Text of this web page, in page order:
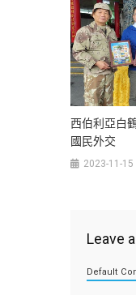
西伯利亞白
國民外交
2023-11-15
Leave
Default